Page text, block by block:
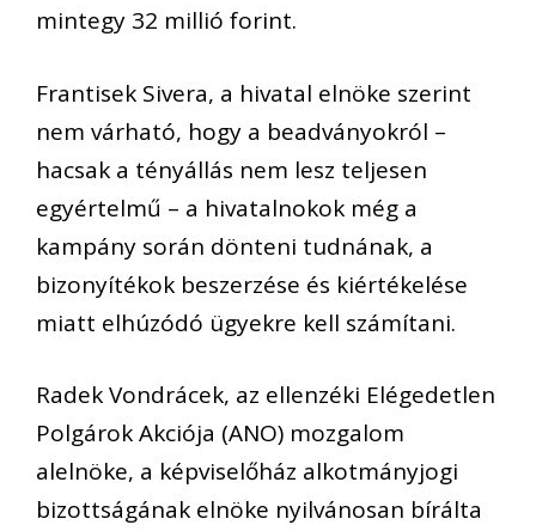
mintegy 32 millió forint.
Frantisek Sivera, a hivatal elnöke szerint
nem várható, hogy a beadványokról –
hacsak a tényállás nem lesz teljesen
egyértelmű – a hivatalnokok még a
kampány során dönteni tudnának, a
bizonyítékok beszerzése és kiértékelése
miatt elhúzódó ügyekre kell számítani.
Radek Vondrácek, az ellenzéki Elégedetlen
Polgárok Akciója (ANO) mozgalom
alelnöke, a képviselőház alkotmányjogi
bizottságának elnöke nyilvánosan bírálta